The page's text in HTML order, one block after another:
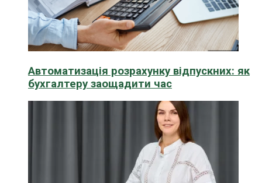
Автоматизація розрахунку відпускних: як
бухгалтеру заощадити час